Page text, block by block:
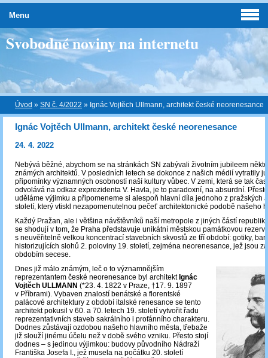
Svobodné noviny na internetu
Úvod » SN č. 4/2022 » Ignác Vojtěch Ullmann, architekt české neorenesance
Ignác Vojtěch Ullmann, architekt české neorenesance
24. 4. 2022
Nebývá běžné, abychom se na stránkách SN zabývali životním jubileem
známých architektů. V posledních letech se dokonce z našich médií vytratily
připomínky významných osobností naší kultury vůbec. V zemi, která se tak
odvolává na odkaz exprezidenta V. Havla, je to paradoxní, na absurdní.
uděláme výjimku a připomeneme si alespoň hlavní díla jednoho z pražských
století, který vtiskl nezapomenutelnou pečeť architektonické podobě našeho
Každý Pražan, ale i většina návštěvníků naší metropole z jiných částí
se shodují v tom, že Praha představuje unikátní městskou památkovou
s neuvěřitelně velkou koncentrací stavebních skvostů ze tří období: gotiky,
historizujících slohů 2. poloviny 19. století, zejména neorenesance, jež jsou
obdobím secese.
Dnes již málo známým, leč o to významnějším
reprezentantem české neorenesance byl architekt Ignác
Vojtěch ULLMANN (*23. 4. 1822 v Praze, †17. 9. 1897
v Příbrami). Vybaven znalostí benátské a florentské
palácové architektury z období italské renesance se tento
architekt pokusil v 60. a 70. letech 19. století vytvořit řadu
reprezentativních staveb sakrálního i profánního charakteru.
Dodnes zůstávají ozdobou našeho hlavního města, třebaže
již slouží jinému účelu než v době svého vzniku. Přesto stojí
dodnes – s jedinou výjimkou: budovy původního Nádraží
Františka Josefa I., jež musela na počátku 20. století
Menu